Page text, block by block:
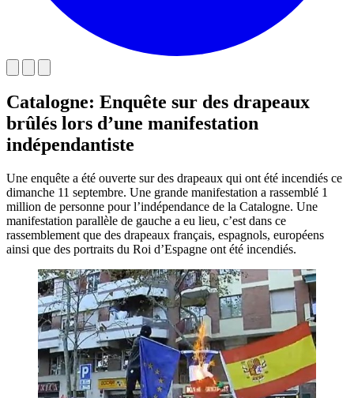
Catalogne: Enquête sur des drapeaux
brûlés lors d’une manifestation
indépendantiste
Une enquête a été ouverte sur des drapeaux qui ont été incendiés ce
dimanche 11 septembre. Une grande manifestation a rassemblé 1
million de personne pour l’indépendance de la Catalogne. Une
manifestation parallèle de gauche a eu lieu, c’est dans ce
rassemblement que des drapeaux français, espagnols, européens
ainsi que des portraits du Roi d’Espagne ont été incendiés.